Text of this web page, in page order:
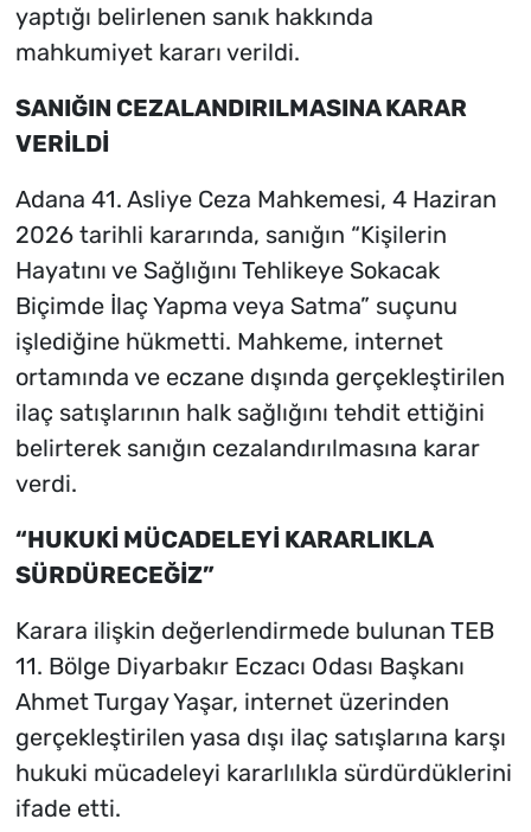
yaptığı belirlenen sanık hakkında
mahkumiyet kararı verildi.
SANIĞIN CEZALANDIRILMASINA KARAR
VERİLDİ
Adana 41. Asliye Ceza Mahkemesi, 4 Haziran
2026 tarihli kararında, sanığın “Kişilerin
Hayatını ve Sağlığını Tehlikeye Sokacak
Biçimde İlaç Yapma veya Satma” suçunu
işlediğine hükmetti. Mahkeme, internet
ortamında ve eczane dışında gerçekleştirilen
ilaç satışlarının halk sağlığını tehdit ettiğini
belirterek sanığın cezalandırılmasına karar
verdi.
“HUKUKİ MÜCADELEYİ KARARLIKLA
SÜRDÜRECEĞİZ”
Karara ilişkin değerlendirmede bulunan TEB
11. Bölge Diyarbakır Eczacı Odası Başkanı
Ahmet Turgay Yaşar, internet üzerinden
gerçekleştirilen yasa dışı ilaç satışlarına karşı
hukuki mücadeleyi kararlılıkla sürdürdüklerini
ifade etti.